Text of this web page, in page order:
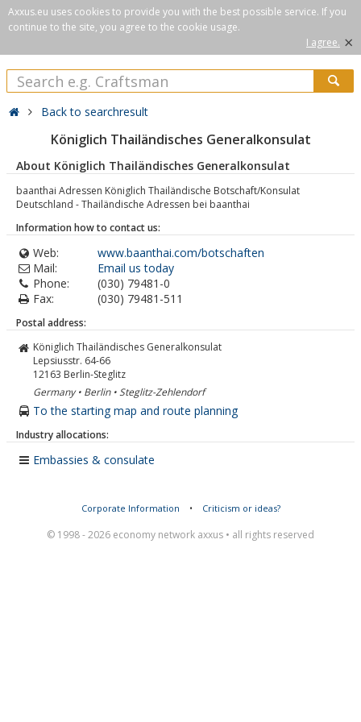
Axxus.eu uses cookies to provide you with the best possible service. If you
continue to the site, you agree to the cookie usage.
I agree. ×
Back to searchresult
Königlich Thailändisches Generalkonsulat
About Königlich Thailändisches Generalkonsulat
baanthai Adressen Königlich Thailändische Botschaft/Konsulat
Deutschland - Thailändische Adressen bei baanthai
Information how to contact us:
Web:
www.baanthai.com/botschaften
Mail:
Email us today
Phone:
(030) 79481-0
Fax:
(030) 79481-511
Postal address:
Königlich Thailändisches Generalkonsulat
Lepsiusstr. 64-66
12163 Berlin-Steglitz
Germany • Berlin • Steglitz-Zehlendorf
To the starting map and route planning
Industry allocations:
Embassies & consulate
Corporate Information • Criticism or ideas?
© 1998 - 2026 economy network axxus • all rights reserved